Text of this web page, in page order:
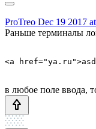
ProTreo Dec 19 2017
Раньше терминалы
<a
в любое поле ввода,